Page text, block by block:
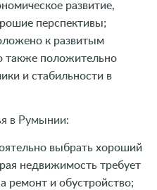
развитие,
перспективы;
к развитым
также положительно
и стабильности в
в Румынии:
выбрать хороший
недвижимость требует
ремонт и обустройство;